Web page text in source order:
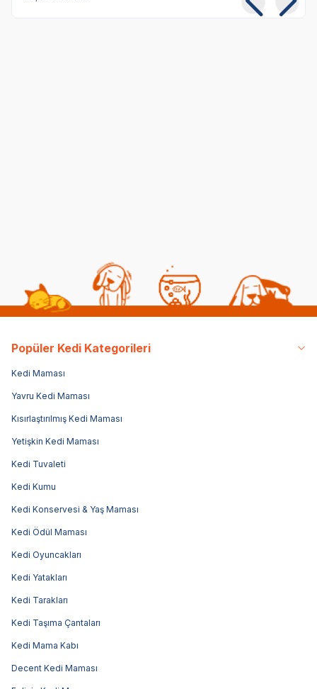
Popüler Kedi Kategorileri
Kedi Maması
Yavru Kedi Maması
Kısırlaştırılmış Kedi Maması
Yetişkin Kedi Maması
Kedi Tuvaleti
Kedi Kumu
Kedi Konservesi & Yaş Maması
Kedi Ödül Maması
Kedi Oyuncakları
Kedi Yatakları
Kedi Tarakları
Kedi Taşıma Çantaları
Kedi Mama Kabı
Decent Kedi Maması